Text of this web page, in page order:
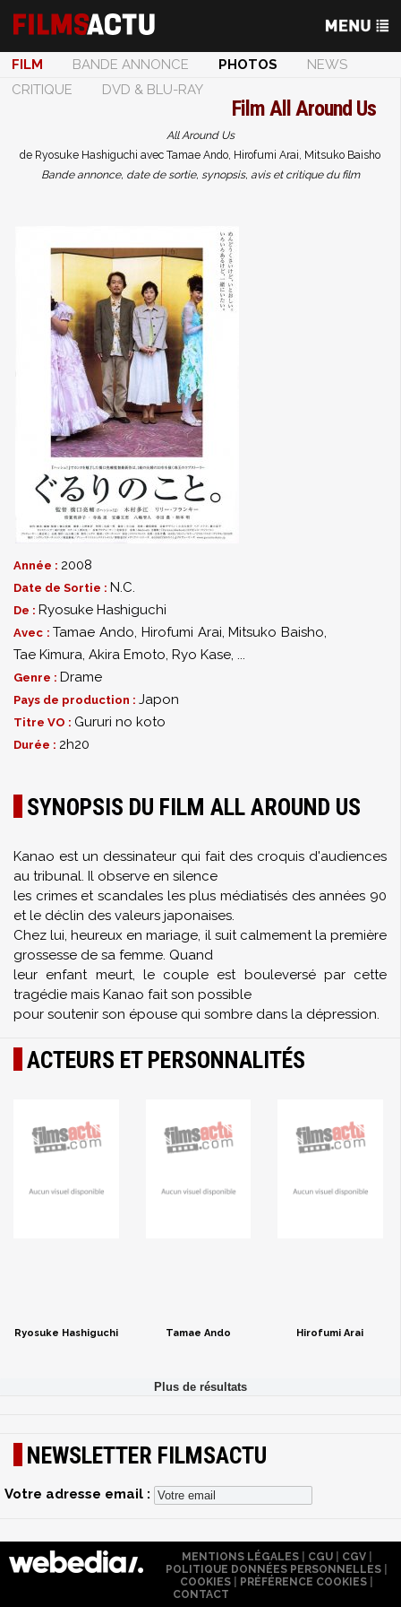
FILM BANDE ANNONCE PHOTOS
NEWS
CRITIQUE
DVD & BLU-RAY
FilmAll Around Us
All Around Us
de Ryosuke Hashiguchi avec Tamae Ando, Hirofumi Arai, Mitsuko Baisho
Bande annonce, date de sortie, synopsis, avis et critique du film
Année : 2008
Date de Sortie : N.C.
De : Ryosuke Hashiguchi
Avec : Tamae Ando, Hirofumi Arai,Mitsuko Baisho,
Tae Kimura, Akira Emoto, Ryo Kase, ...
Genre : Drame
Pays de production : Japon
Titre VO : Gururi no koto
Durée : 2h20
SYNOPSIS DU FILM ALL AROUND US
Kanao est un dessinateur qui fait des croquis d'audiences
au tribunal. Il observe en silence
les crimes et scandales les plus médiatisés des années 90
et le déclin des valeurs japonaises.
Chez lui, heureux en mariage, il suit calmement la première
grossesse de sa femme. Quand
leur enfant meurt, le couple est bouleversé par cette
tragédie mais Kanao fait son possible
pour soutenir son épouse qui sombre dans la dépression.
ACTEURS ET PERSONNALITÉS
Ryosuke Hashiguchi Tamae Ando Hirofumi Arai
NEWSLETTER FILMSACTU
Votre adresse email :
MENTIONS LÉGALES| CGU| CGV|
POLITIQUE DONNÉES PERSONNELLES
COOKIES
PRÉFÉRENCE COOKIES
CONTACT